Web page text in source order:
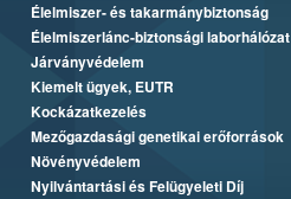
Élelmiszer- és takarmánybiztonság
Élelmiszerlánc-biztonsági laborhálózat
Járványvédelem
Kiemelt ügyek, EUTR
Kockázatkezelés
Mezőgazdasági genetikai erőforrások
Növényvédelem
Nyilvántartási és Felügyeleti Díj